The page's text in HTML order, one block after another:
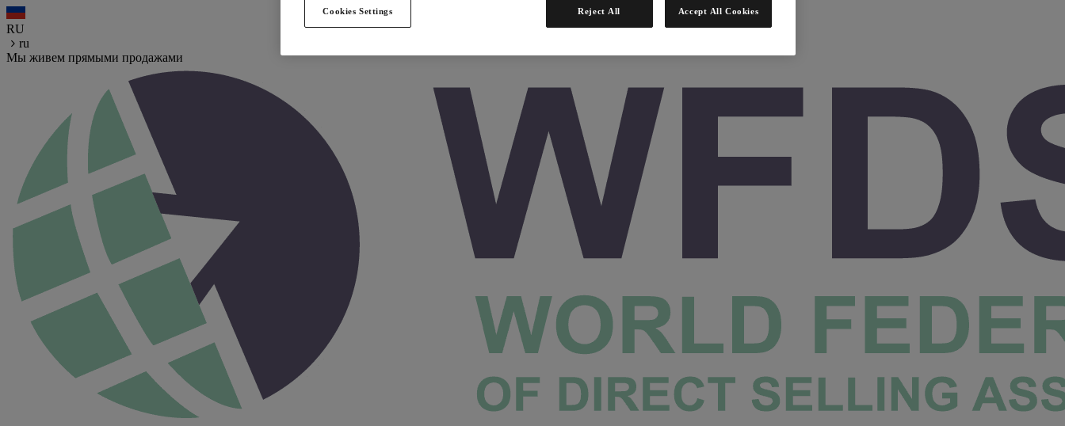
RU
ru
Мы живем прямыми продажами
Cookies Settings Reject All Accept All Cookies